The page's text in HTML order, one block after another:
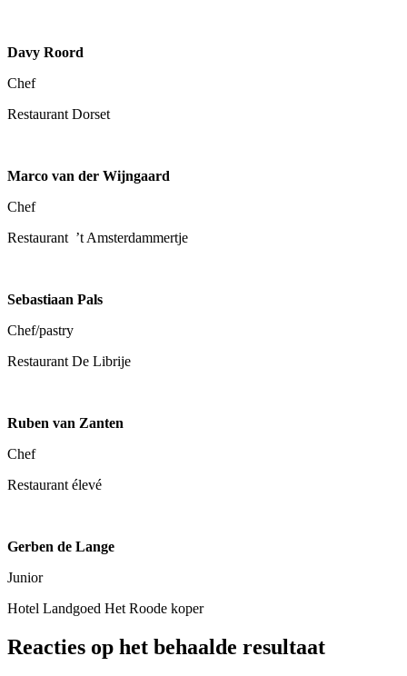
Davy Roord
Chef
Restaurant Dorset
Marco van der Wijngaard
Chef
Restaurant ’t Amsterdammertje
Sebastiaan Pals
Chef/pastry
Restaurant De Librije
Ruben van Zanten
Chef
Restaurant élevé
Gerben de Lange
Junior
Hotel Landgoed Het Roode koper
Reacties op het behaalde resultaat